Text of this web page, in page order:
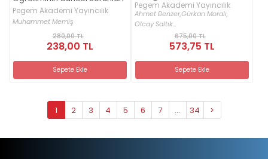
Pegem Akademi Yayıncılık
Muhammet Memiş
280,00 TL
238,00 TL
Sepete Ekle
Pegem Akademi Yayıncılık
Ahmet Benzer,Gürkan Moralı,
Olcay Saltık...
675,00 TL
573,75 TL
Sepete Ekle
1 2 3 4 5 6 7 ... 34 >